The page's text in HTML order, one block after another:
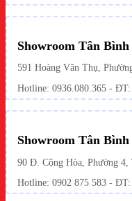
Showroom Tân
591 Hoàng Văn Thụ,
Hotline: 0936.080.365 - ĐT:
Showroom Tân
90 Đ. Cộng Hòa, Phường
Hotline: 0902 875 583 -